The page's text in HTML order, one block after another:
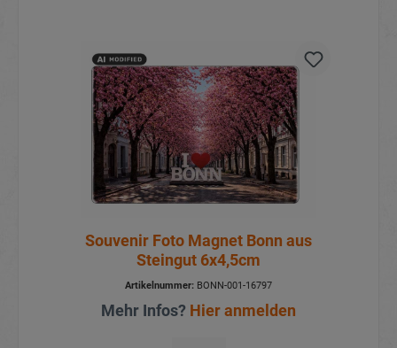
Souvenir Foto Magnet Bonn aus
Steingut 6x4,5cm
Artikelnummer: BONN-001-16797
Mehr Infos? Hier anmelden